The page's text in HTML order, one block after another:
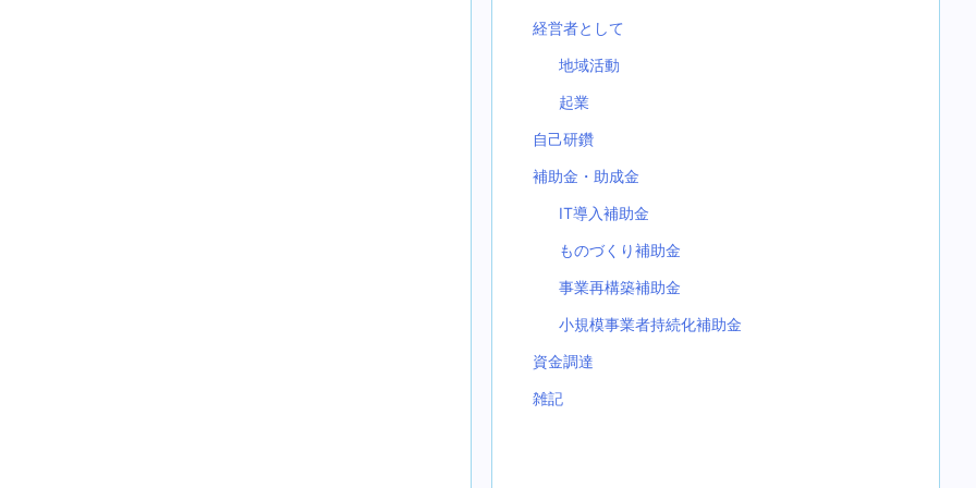
経営者として
地域活動
起業
自己研鑽
補助金・助成金
IT導入補助金
ものづくり補助金
事業再構築補助金
小規模事業者持続化補助金
資金調達
雑記